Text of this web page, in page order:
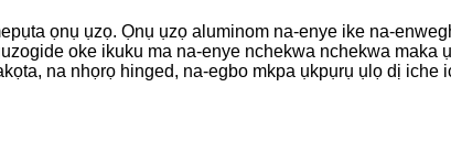
ọnụ ụzọ. Ọnụ ụzọ aluminom na-enye ike na-
oke ikuku ma na-enye nchekwa nchekwa maka
na nhọrọ hinged, na-egbo mkpa ụkpụrụ ụlọ dị iche